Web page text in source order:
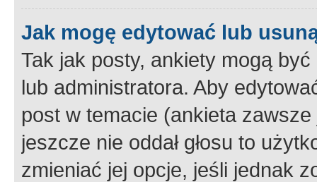
Jak mogę edytować lub
Tak jak posty, ankiety mogą
lub administratora. Aby
post w temacie (ankieta
jeszcze nie oddał głosu to
zmieniać jej opcje, jeśli jednak